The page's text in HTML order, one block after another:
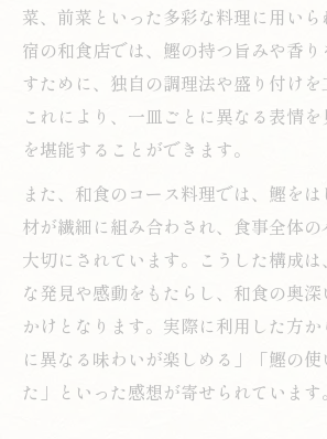
菜、前菜といった多彩な料理に用い
宿の和食店では、鰹の持つ旨みや香
すために、独自の調理法や盛り付けを
これにより、一皿ごとに異なる表情
を堪能することができます。
また、和食のコース料理では、鰹を
材が繊細に組み合わされ、食事全体の
大切にされています。こうした構成
な発見や感動をもたらし、和食の奥
かけとなります。実際に利用した方か
に異なる味わいが楽しめる」「鰹の
た」といった感想が寄せられています。